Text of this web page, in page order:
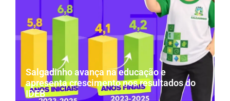
Salgadinho avança na educação e
apresenta crescimento nos resultados do
IDEB